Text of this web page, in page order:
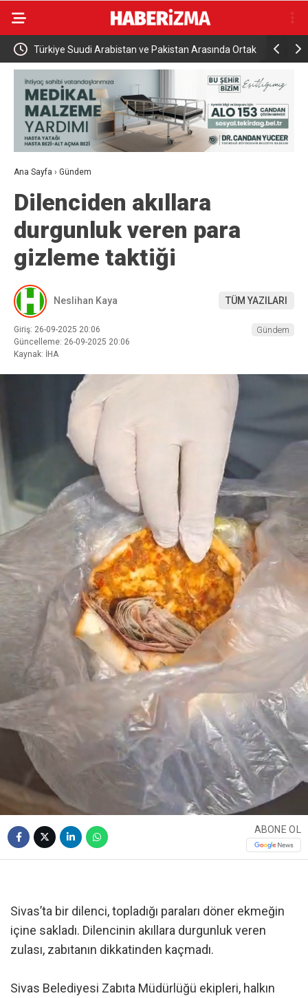
Türkiye Suudi Arabistan ve Pakistan Arasında Ortak
Savunma Anlaşması
Rusya
saldırısı
Ana Sayfa › Gündem
Dilenciden akıllara
durgunluk veren para
gizleme taktiği
Neslihan Kaya TÜM YAZILARI
Giriş: 26-09-2025 20:06
Güncelleme: 26-09-2025 20:06
Kaynak: İHA
Gündem
ABONE OL
Sivas’ta bir dilenci, topladığı paraları döner ekmeğin
içine sakladı. Dilencinin akıllara durgunluk veren
zulası, zabıtanın dikkatinden kaçmadı.
Sivas Belediyesi Zabıta Müdürlüğü ekipleri, halkın